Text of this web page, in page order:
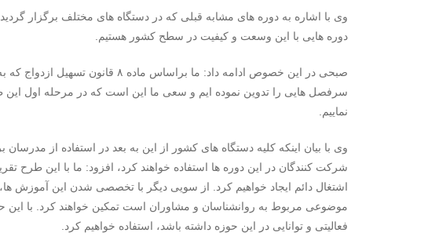
وی با اشاره به دوره های مشابه قبلی که در دستگاه های مختلف برگزار
دوره هایی با این وسعت و کیفیت در سطح کشور هستیم.
نماییم.
وی با بیان اینکه کلیه دستگاه های کشور از این به بعد در استفاده از
اشتغال دائم ایجاد خواهیم کرد. از سویی دیگر با تخصصی شدن این آموزش
موضوعی مربوط به روانشناسان و مشاوران است تمکین خواهند کرد. با
فعالیتی و توانایی در این حوزه داشته باشد، استفاده خواهیم کرد.